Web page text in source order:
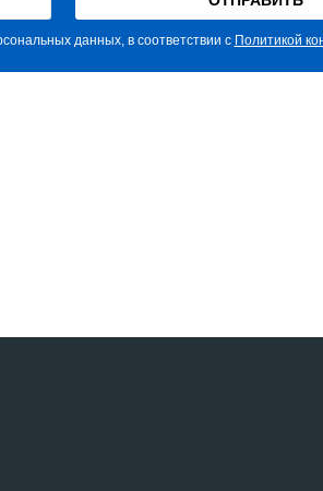
данных, в соответствии с Политикой